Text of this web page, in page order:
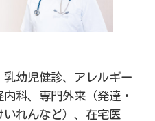
乳幼児健診、アレルギー
科、専門外来（発達・
いれんなど）、在宅医